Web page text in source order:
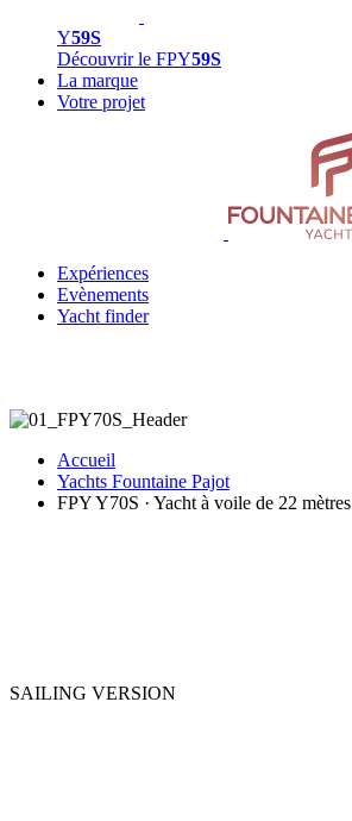
Y59S
Découvrir le FPY59S
La marque
Votre projet
Expériences
Evènements
Yacht finder
Accueil
Yachts Fountaine Pajot
FPY Y70S · Yacht à voile de 22 mètres
SAILING VERSION